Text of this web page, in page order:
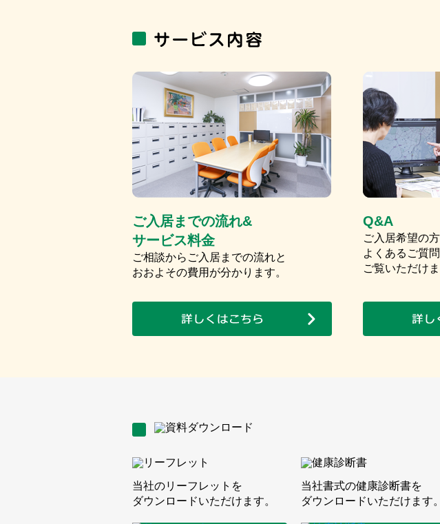
ご入居までの流れ&
サービス料金
ご相談からご入居までの流れと
おおよその費用が分かります。
Q&A
ご入居希望の
よくあるご質
ご覧いただけま
当社のリーフレットを
ダウンロードいただけます。
当社書式の健康診断書を
ダウンロードいただけます。